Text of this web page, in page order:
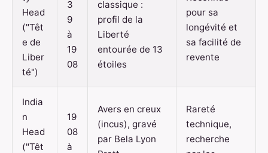
Head
("Têt
e de
Liber
té")
3
9
à
19
08
classique :
profil de la
Liberté
entourée de 13
étoiles
pour sa
longévité et
sa facilité de
revente
India
n
Head
("Têt
19
08
à
Avers en creux
(incus), gravé
par Bela Lyon
Rareté
technique,
recherche